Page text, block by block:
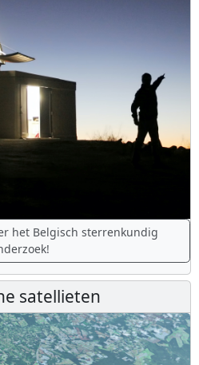
het Belgisch sterrenkundig
satellieten